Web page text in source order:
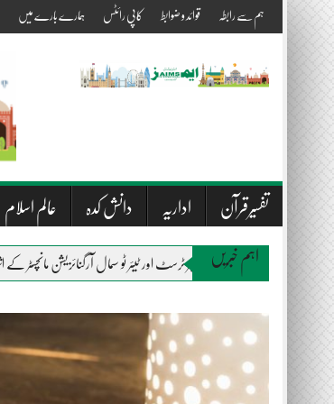
content
ہم سے رابطہ قوائد و ضوابط کاپی رائٹس ہمارے بارے میں
تفسیرقرآن اداریہ دانش کدہ عالم اسلام
اہم خبریں
المصطفیٰ ویلفیئر ٹرسٹ اور ٹیئر ٹو سمال آرگنائزیشن مانچسٹر کے اشتراک سے 450 متاثرین سیلاب میں راشن اور بستروں کی تقسیم